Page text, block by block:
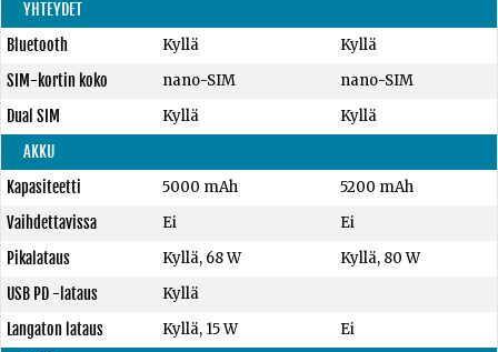
YHTEYDET
Bluetooth
Kyllä
Kyllä
SIM-kortin koko
nano-SIM
nano-SIM
Dual SIM
Kyllä
Kyllä
AKKU
Kapasiteetti
5000 mAh
5200 mAh
Vaihdettavissa
Ei
Ei
Pikalataus
Kyllä, 68 W
Kyllä, 80 W
USB PD -lataus
Kyllä
Langaton lataus
Kyllä, 15 W
Ei